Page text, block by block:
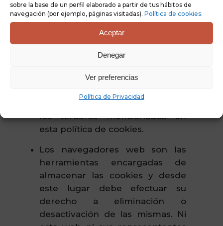
sobre la base de un perfil elaborado a partir de tus hábitos de
navegación (por ejemplo, páginas visitadas). Política de cookies.
Aceptar
Denegar
Ver preferencias
Política de Privacidad
NOTAS ADICIONALES
Ni esta web ni sus
responsables ni del contenido ni
los terceros mencionados en
esta política de cookies.
Los navegadores web son las
herramientas encargadas de
almacenar las cookies y desde
este lugar debe efectuar su
derecho a eliminación o
desactivación de las mismas. Ni